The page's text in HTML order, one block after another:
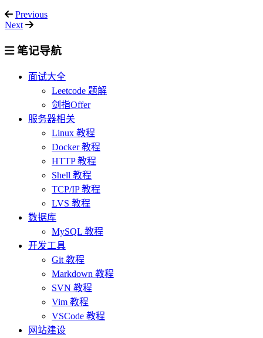
Previous
Next
笔记导航
面试大全
Leetcode 题解
剑指Offer
服务器相关
Linux 教程
Docker 教程
HTTP 教程
Shell 教程
TCP/IP 教程
LVS 教程
数据库
MySQL 教程
开发工具
Git 教程
Markdown 教程
SVN 教程
Vim 教程
VSCode 教程
网站建设